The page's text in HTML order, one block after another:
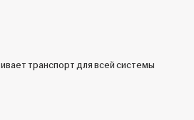
транспорт для всей системы